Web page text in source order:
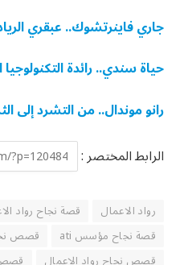
جاري فاينرتشوك.. عبقري
حياة سندي.. رائدة التكنولوجيا
رانو موندال.. من التشرد إلى
الرابط المختصر :
رواد الاعمال قصة نجاح رواد
قصة نجاح مؤسس ati
قصص